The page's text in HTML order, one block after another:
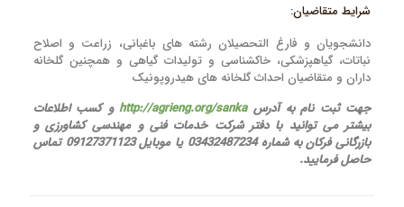
شرایط متقاضیان:
دانشجویان و فارغ التحصیلان رشته های باغبانی، زراعت و اصلاح
نباتات، گیاهپزشکی، خاکشناسی و تولیدات گیاهی و همچنین گلخانه
داران و متقاضیان احداث گلخانه های هیدروپونیک
جهت ثبت نام به آدرسhttp://agrieng.org/sanka
و کسب اطلاعات
بیشتر می توانید با دفتر شرکت خدمات فنی و مهندسی کشاورزی و
بازرگانی فرکان به شماره 03432487234 یا موبایل 09127371123 تماس
حاصل فرمایید.